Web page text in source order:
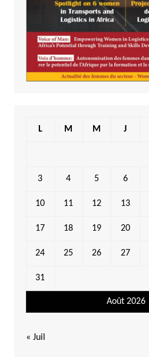
Août 2026
L M M J
3 4 5 6
10 11 12 13
17 18 19 20
24 25 26 27
31
« Juil